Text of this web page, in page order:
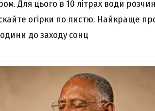
Для цього в 10 літрах води
огірки по листю. Найкраще
до заходу сонц